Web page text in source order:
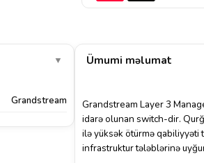
▼
Grandstream
Ümumi məlumat
Grandstream Layer 3
idarə olunan switch-dir.
ilə yüksək ötürmə qabiliyyəti
infrastruktur tələblərinə